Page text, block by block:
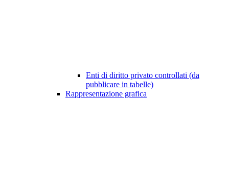
Enti di diritto privato controllati (da
pubblicare in tabelle)
Rappresentazione grafica